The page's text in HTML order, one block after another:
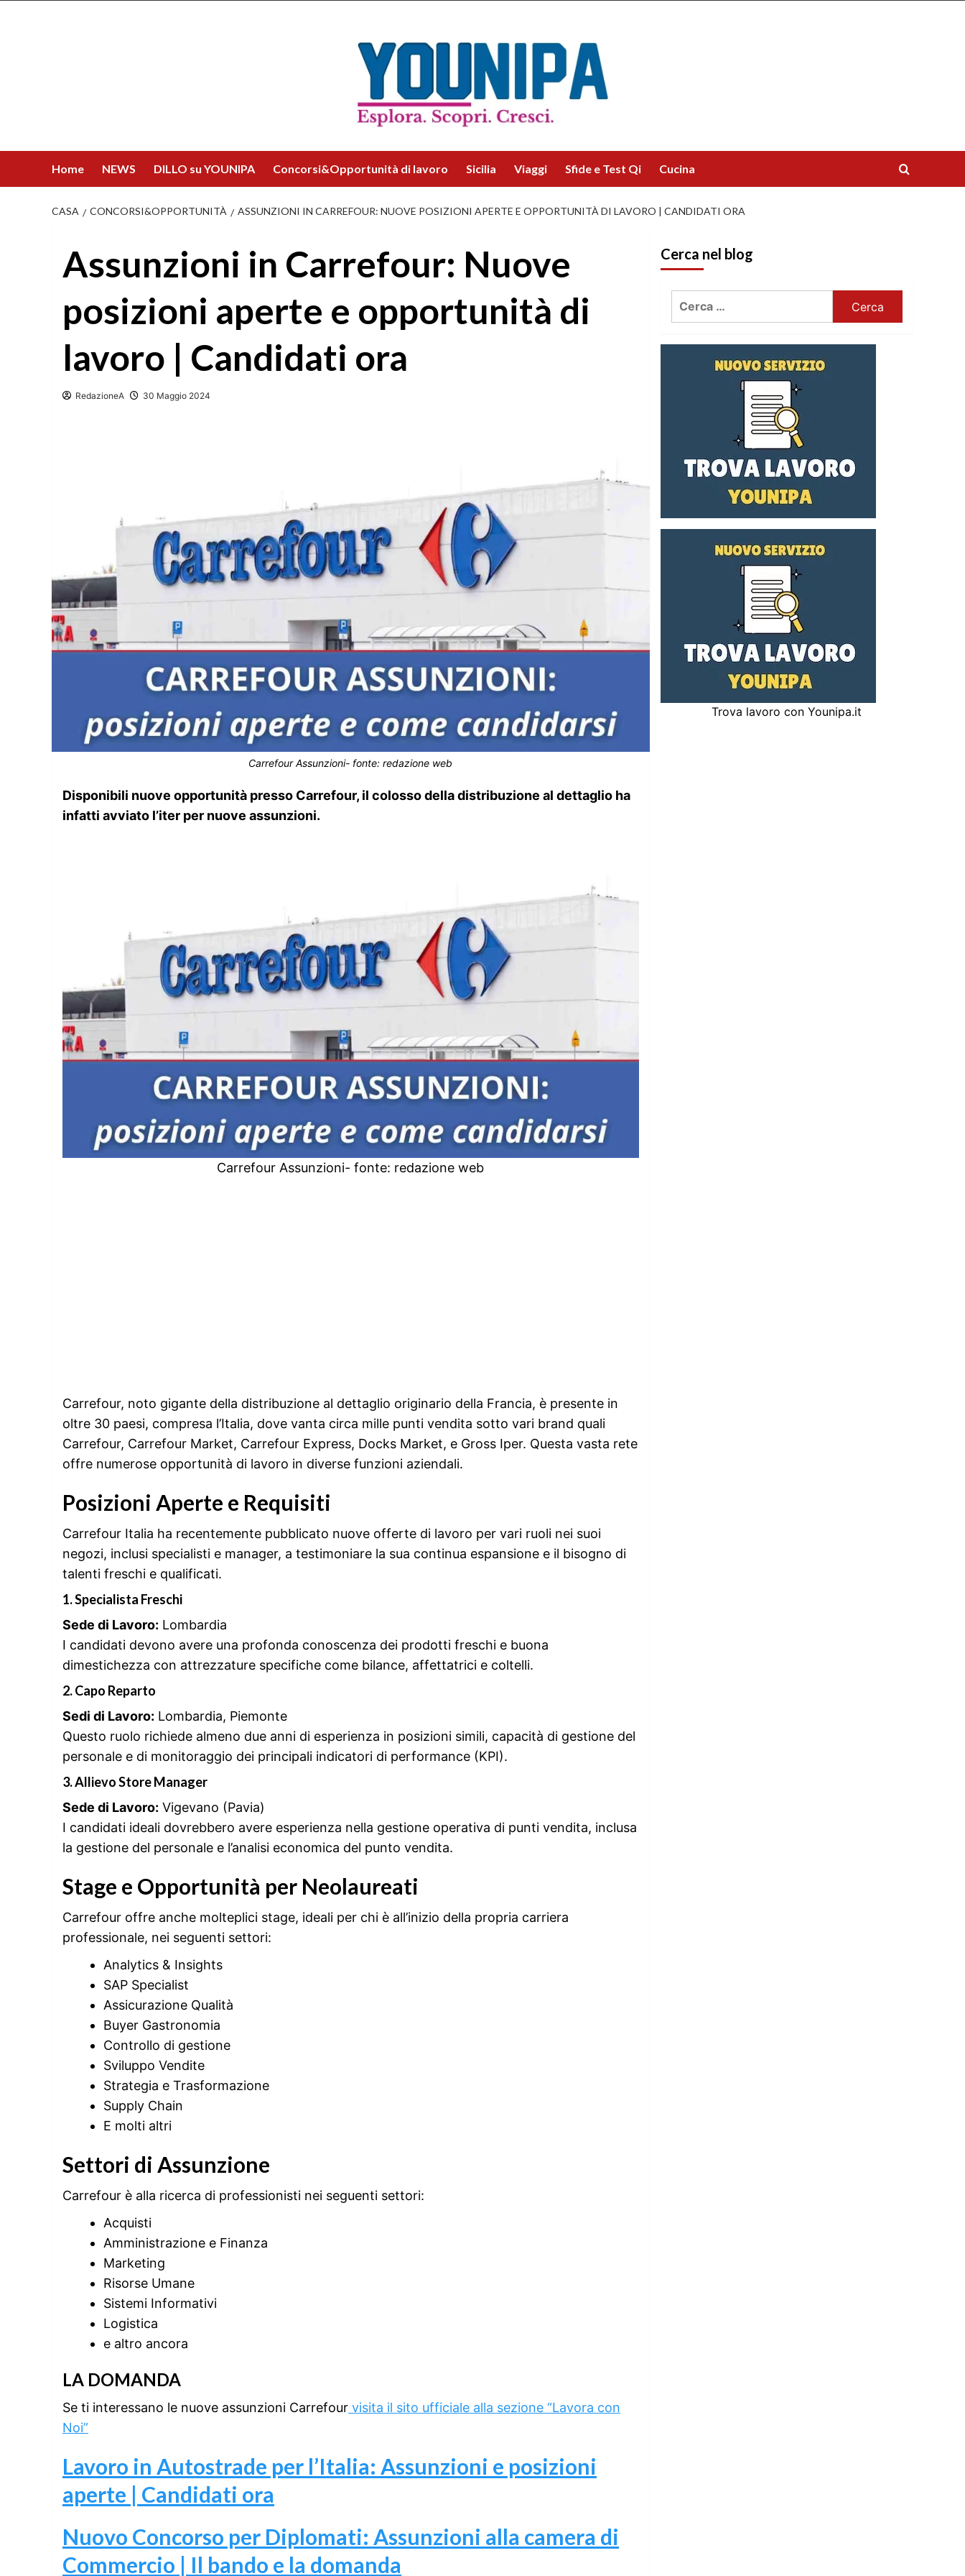
Home NEWS DILLO su YOUNIPA Concorsi&Opportunità di lavoro Sicilia Viaggi Sfide e Test Qi Cucina
CASA CONCORSI&OPPORTUNITÀ ASSUNZIONI IN CARREFOUR: NUOVE POSIZIONI APERTE E OPPORTUNITÀ DI LAVORO | CANDIDATI ORA
Assunzioni in Carrefour: Nuove
posizioni aperte e opportunità di
lavoro | Candidati ora
RedazioneA 30 Maggio 2024
Carrefour Assunzioni- fonte: redazione web
Disponibili nuove opportunità presso Carrefour, il colosso della distribuzione al dettaglio ha
infatti avviato l’iter per nuove assunzioni.
Carrefour Assunzioni- fonte: redazione web
Carrefour, noto gigante della distribuzione al dettaglio originario della Francia, è presente in
oltre 30 paesi, compresa l’Italia, dove vanta circa mille punti vendita sotto vari brand quali
Carrefour, Carrefour Market, Carrefour Express, Docks Market, e Gross Iper. Questa vasta rete
offre numerose opportunità di lavoro in diverse funzioni aziendali.
Posizioni Aperte e Requisiti
Carrefour Italia ha recentemente pubblicato nuove offerte di lavoro per vari ruoli nei suoi
negozi, inclusi specialisti e manager, a testimoniare la sua continua espansione e il bisogno di
talenti freschi e qualificati.
1. Specialista Freschi
Sede di Lavoro: Lombardia
I candidati devono avere una profonda conoscenza dei prodotti freschi e buona
dimestichezza con attrezzature specifiche come bilance, affettatrici e coltelli.
2. Capo Reparto
Sedi di Lavoro: Lombardia, Piemonte
Questo ruolo richiede almeno due anni di esperienza in posizioni simili, capacità di gestione del
personale e di monitoraggio dei principali indicatori di performance (KPI).
3. Allievo Store Manager
Sede di Lavoro: Vigevano (Pavia)
I candidati ideali dovrebbero avere esperienza nella gestione operativa di punti vendita, inclusa
la gestione del personale e l’analisi economica del punto vendita.
Stage e Opportunità per Neolaureati
Carrefour offre anche molteplici stage, ideali per chi è all’inizio della propria carriera
professionale, nei seguenti settori:
Analytics & Insights
SAP Specialist
Assicurazione Qualità
Buyer Gastronomia
Controllo di gestione
Sviluppo Vendite
Strategia e Trasformazione
Supply Chain
E molti altri
Settori di Assunzione
Carrefour è alla ricerca di professionisti nei seguenti settori:
Acquisti
Amministrazione e Finanza
Marketing
Risorse Umane
Sistemi Informativi
Logistica
e altro ancora
LA DOMANDA
Se ti interessano le nuove assunzioni Carrefour visita il sito ufficiale alla sezione “Lavora con
Noi”
Lavoro in Autostrade per l’Italia: Assunzioni e posizioni
aperte | Candidati ora
Nuovo Concorso per Diplomati: Assunzioni alla camera di
Commercio | Il bando e la domanda
Cerca nel blog
Ricerca
Trova lavoro con Younipa.it